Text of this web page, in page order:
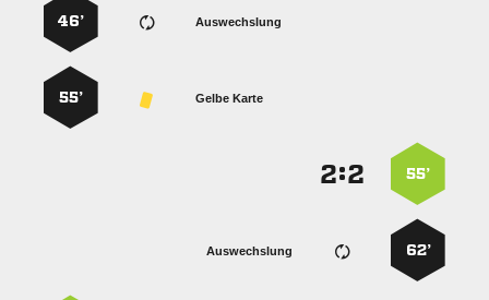
Auswechslung
46’
Gelbe Karte
55’
55’
:
62’
Auswechslung